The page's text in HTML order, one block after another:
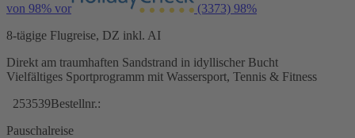
von 98% vor (3373) 98%
8-tägige Flugreise, DZ inkl. AI
Direkt am traumhaften Sandstrand in idyllischer Bucht
Vielfältiges Sportprogramm mit Wassersport, Tennis & Fitness
253539Bestellnr.:
Pauschalreise